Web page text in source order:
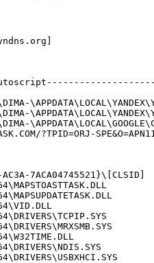
?TPID=ORJ-
7ACA04745521}\[CLSID]